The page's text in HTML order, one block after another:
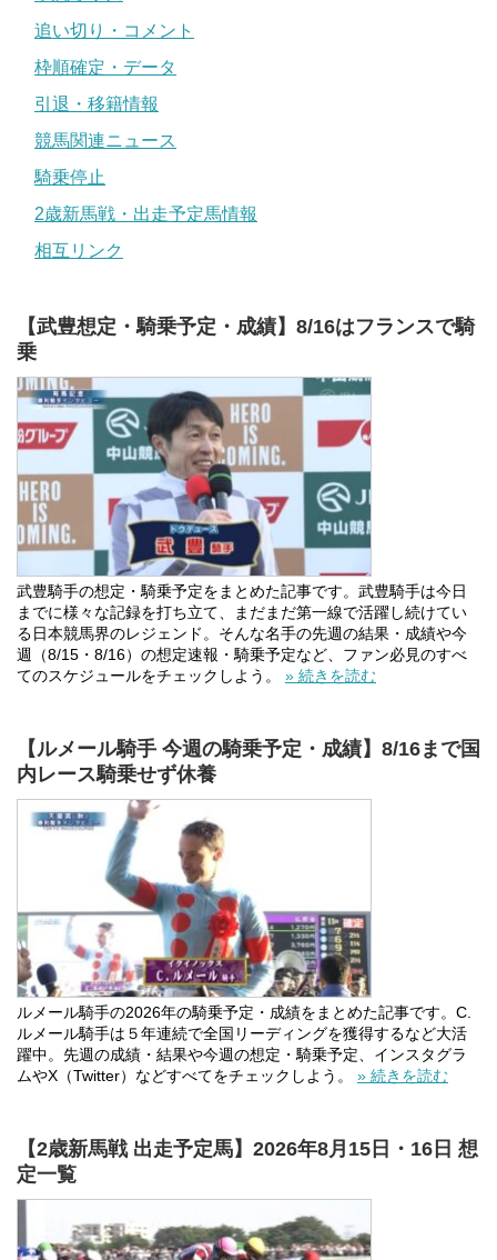
追い切り・コメント
枠順確定・データ
引退・移籍情報
競馬関連ニュース
騎乗停止
2歳新馬戦・出走予定馬情報
相互リンク
【武豊想定・騎乗予定・成績】8/16はフランスで騎
乗
武豊騎手の想定・騎乗予定をまとめた記事です。武豊騎手は今日
までに様々な記録を打ち立て、まだまだ第一線で活躍し続けてい
る日本競馬界のレジェンド。そんな名手の先週の結果・成績や今
週（8/15・8/16）の想定速報・騎乗予定など、ファン必見のすべ
てのスケジュールをチェックしよう。 » 続きを読む
【ルメール騎手 今週の騎乗予定・成績】8/16まで国
内レース騎乗せず休養
ルメール騎手の2026年の騎乗予定・成績をまとめた記事です。C.
ルメール騎手は５年連続で全国リーディングを獲得するなど大活
躍中。先週の成績・結果や今週の想定・騎乗予定、インスタグラ
ムやX（Twitter）などすべてをチェックしよう。 » 続きを読む
【2歳新馬戦 出走予定馬】2026年8月15日・16日 想
定一覧